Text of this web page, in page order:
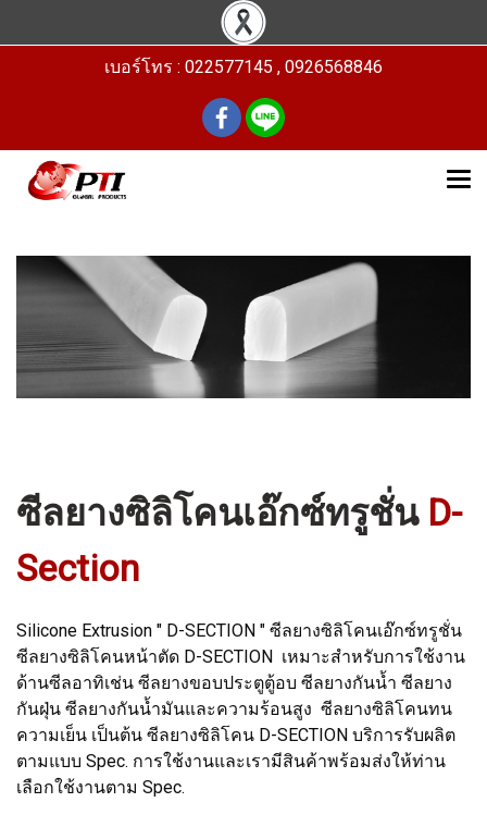
เบอร์โทร : 022577145 , 0926568846
ซีลยางซิลิโคนเอ๊กซ์ทรูชั่น D-
Section
Silicone Extrusion " D-SECTION " ซีลยางซิลิโคนเอ๊กซ์ทรูชั่น
ซีลยางซิลิโคนหน้าตัด D-SECTION เหมาะสำหรับการใช้งาน
ด้านซีลอาทิเช่น ซีลยางขอบประตูตู้อบ ซีลยางกันน้ำ ซีลยาง
กันฝุ่น ซีลยางกันน้ำมันและความร้อนสูง ซีลยางซิลิโคนทน
ความเย็น เป็นต้น ซีลยางซิลิโคน D-SECTION บริการรับผลิต
ตามแบบ Spec. การใช้งานและเรามีสินค้าพร้อมส่งให้ท่าน
เลือกใช้งานตาม Spec.